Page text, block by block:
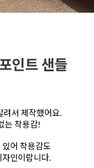
인트 샌들
려서 제작했어요.
는 착용감!
있어 착용감도
자인이랍니다.